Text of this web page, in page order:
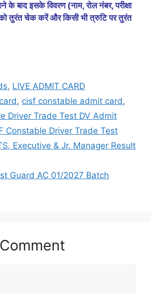
इसके विवरण (नाम, रोल नंबर, परीक्षा
तुरंत चेक करें और किसी भी त्रुटि पर तुरंत
, LIVE ADMIT CARD
, cisf constable admit card ,
Driver Trade Test DV Admit
Constable Driver Trade Test
Executive & Jr. Manager Result
Guard AC 01/2027 Batch